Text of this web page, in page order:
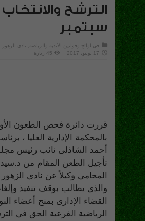
سبتمبر
في لوائح وقوانين الأندية والرياضة
نادى الزهور
17 يونيو، 2017
45 زيارة
قررت دائرة فحص الطعون
بالمحكمة الإدارية العليا ،
أحمد الشاذلى نائب رئيس
تأجيل الطعن المقام من
المحامى وكيلاً عن نادى الزهور
والذى يطالب بوقف تنفيذ
القضاء الإدارى بمنح أعضاء
الرياضية الفرعية الحق فى